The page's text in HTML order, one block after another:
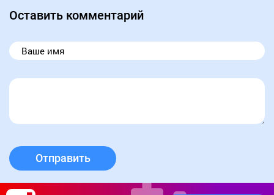
Оставить комментарий
Отправить